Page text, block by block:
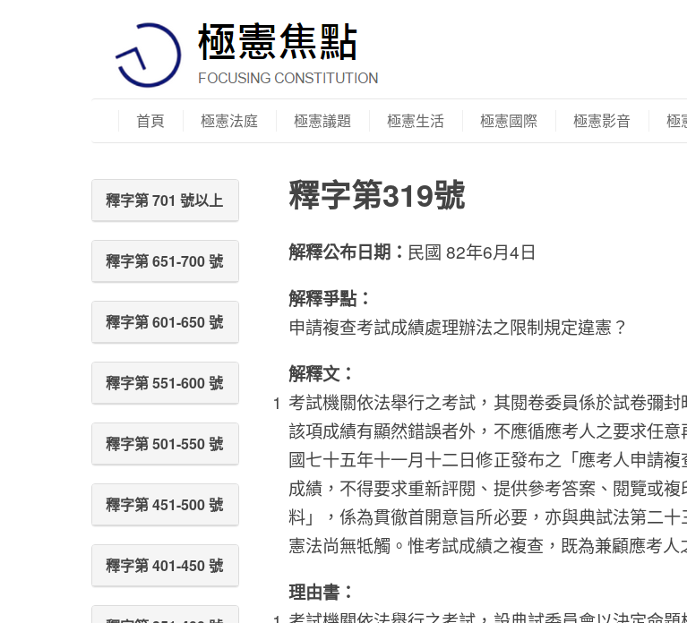
首頁 極憲法庭 極憲議題 極憲生活 極憲國際 極憲影音 極
釋字第319號
解釋公布日期： 民國 82年6月4日
解釋爭點：
申請複查考試成績處理辦法之限制規定違憲？
解釋文：
考試機關依法舉行之考試，其閱卷委員係於試卷彌
該項成績有顯然錯誤者外，不應循應考人之要求任
國七十五年十一月十二日修正發布之「應考人申請
成績，不得要求重新評閱、提供參考答案、閱覽或
料」，係為貫徹首開意旨所必要，亦與典試法第二
憲法尚無牴觸。惟考試成績之複查，既為兼顧應考
理由書：
釋字第 701 號以上
釋字第 651-700 號
釋字第 601-650 號
釋字第 551-600 號
釋字第 501-550 號
釋字第 451-500 號
釋字第 401-450 號